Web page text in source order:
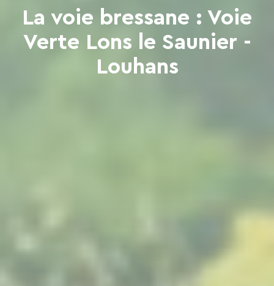
La voie bressane : Voie
Verte Lons le Saunier -
Louhans